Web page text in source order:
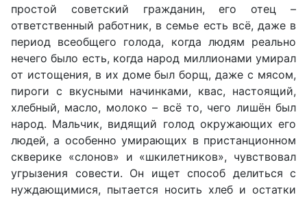
простой советский гражданин, его отец –
ответственный работник, в семье есть всё, даже в
период всеобщего голода, когда людям реально
нечего было есть, когда народ миллионами умирал
от истощения, в их доме был борщ, даже с мясом,
пироги с вкусными начинками, квас, настоящий,
хлебный, масло, молоко – всё то, чего лишён был
народ. Мальчик, видящий голод окружающих его
людей, а особенно умирающих в пристанционном
скверике «слонов» и «шкилетников», чувствовал
угрызения совести. Он ищет способ делиться с
нуждающимися, пытается носить хлеб и остатки